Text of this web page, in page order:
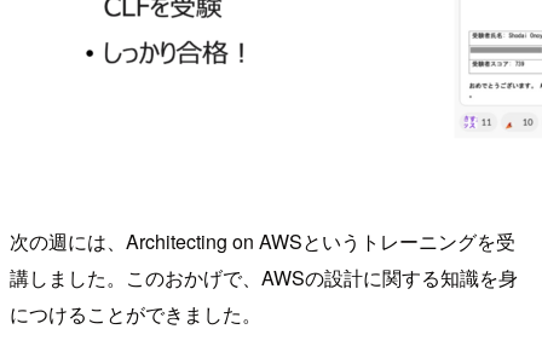
次の週には、Architecting on AWSというトレーニングを受
講しました。このおかげで、AWSの設計に関する知識を身
につけることができました。